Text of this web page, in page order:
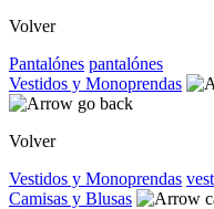
Volver
Pantalónes pantalónes
Vestidos y Monoprendas
Volver
Vestidos y Monoprendas
Camisas y Blusas